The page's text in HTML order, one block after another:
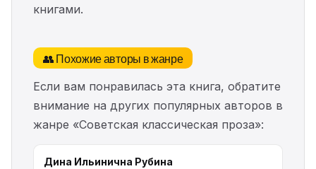
книгами.
👥 Похожие авторы в жанре
Если вам понравилась эта книга, обратите
внимание на других популярных авторов в
жанре «Советская классическая проза»:
Дина Ильинична Рубина